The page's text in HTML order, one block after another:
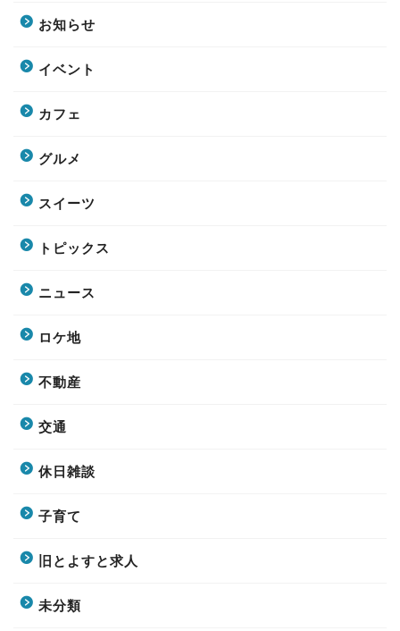
お知らせ
イベント
カフェ
グルメ
スイーツ
トピックス
ニュース
ロケ地
不動産
交通
休日雑談
子育て
旧とよすと求人
未分類